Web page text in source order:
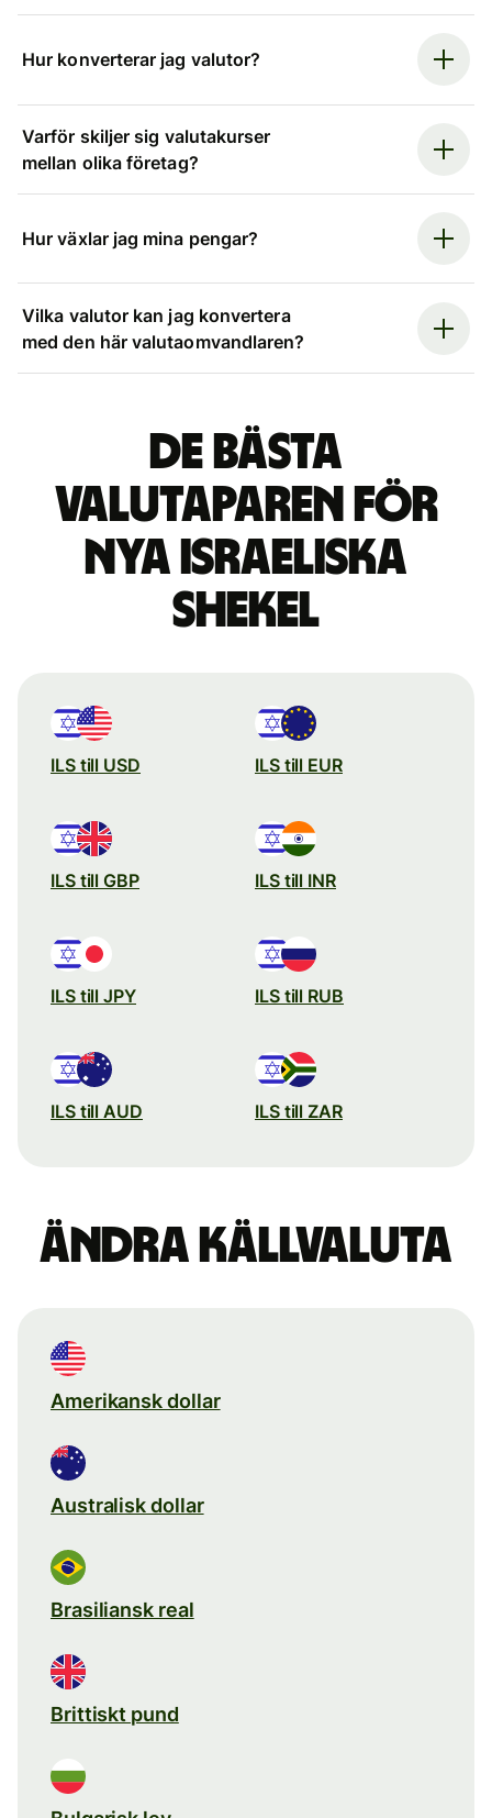
Hur konverterar jag valutor?
Varför skiljer sig valutakurser
mellan olika företag?
Hur växlar jag mina pengar?
Vilka valutor kan jag konvertera
med den här valutaomvandlaren?
De bästa
valutaparen för
nya israeliska
shekel
ILS till USD ILS till EUR
ILS till GBP ILS till INR
ILS till JPY ILS till RUB
ILS till AUD ILS till ZAR
Ändra källvaluta
Amerikansk dollar
Australisk dollar
Brasiliansk real
Brittiskt pund